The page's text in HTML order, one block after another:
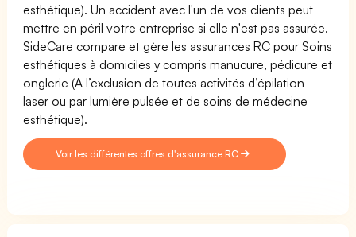
esthétique). Un accident avec l'un de vos clients peut
mettre en péril votre entreprise si elle n'est pas assurée.
SideCare compare et gère les assurances RC pour Soins
esthétiques à domiciles y compris manucure, pédicure et
onglerie (A l’exclusion de toutes activités d’épilation
laser ou par lumière pulsée et de soins de médecine
esthétique).
Voir les différentes offres d'assurance RC